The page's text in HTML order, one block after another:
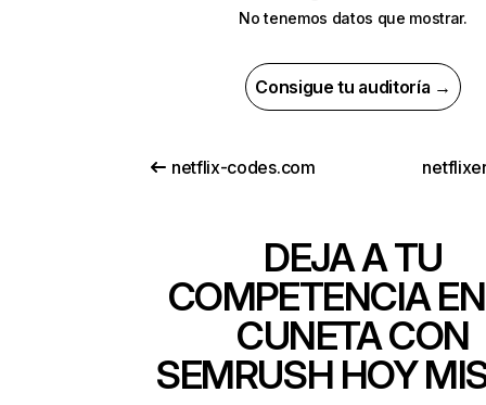
No tenemos datos que mostrar.
Consigue tu auditoría →
netflix-codes.com
DEJA A TU
COMPETENCIA
CUNETA CON
SEMRUSH HOY